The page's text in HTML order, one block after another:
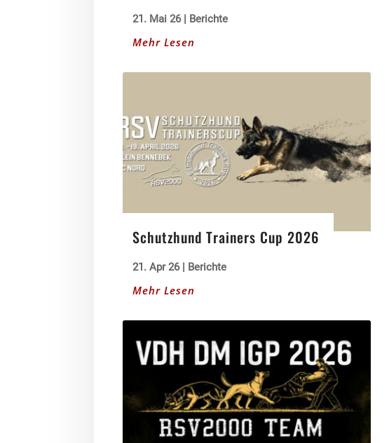
21. Mai 26| Berichte
Mehr Lesen
Schutzhund Trainers Cup 2026
21. Apr 26| Berichte
Mehr Lesen